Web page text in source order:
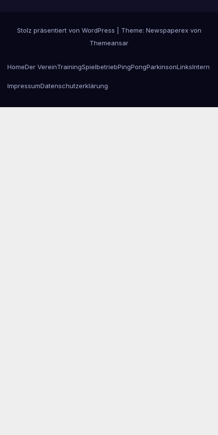
Stolz präsentiert von WordPress
Theme: Newspaperex von
Themeansar
HomeDer VereinTrainingSpielbetriebPingPongParkinsonLinksIntern
ImpressumDatenschutzerklärung